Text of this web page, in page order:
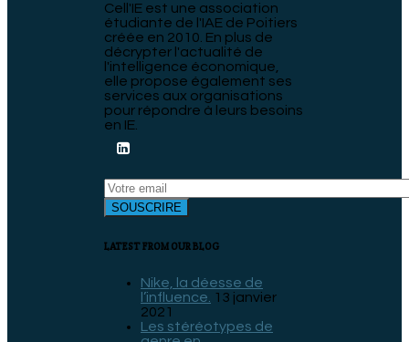
Cell'IE est une association
étudiante de l'IAE de Poitiers
créée en 2010. En plus de
décrypter l'actualité de
l'intelligence économique,
elle propose également ses
services aux organisations
pour répondre à leurs besoins
en IE.
LATEST FROM OUR BLOG
Nike, la déesse de
l’influence. 13 janvier
2021
Les stéréotypes de